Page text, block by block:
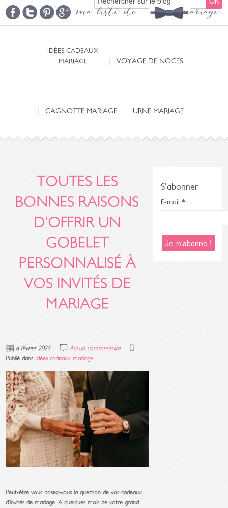
ma liste de mariage
IDÉES CADEAUX
MARIAGE
VOYAGE DE NOCES
CAGNOTTE MARIAGE URNE MARIAGE
TOUTES LES
BONNES RAISONS
D’OFFRIR UN
GOBELET
PERSONNALISÉ À
VOS INVITÉS DE
MARIAGE
6 février 2025
Aucun commentaire
Publié dans Idées cadeaux mariage
Peut-être vous posez-vous la question de vos cadeaux
d’invités de mariage. A quelques mois de votre grand
S'abonner
E-mail *